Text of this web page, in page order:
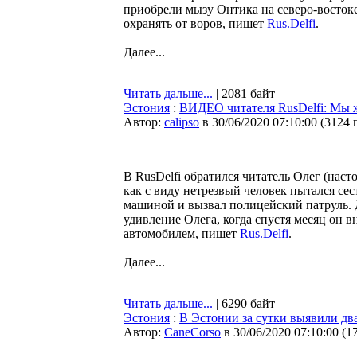
приобрели мызу Онтика на северо-
охранять от воров, пишет Rus.Delfi.
Далее...
Читать дальше... | 2081 байт
Эстония : ВИДЕО читателя RusDelfi: Мы
Автор: calipso в 30/06/2020 07:10:00 (3124
В RusDelfi обратился читатель Олег
как с виду нетрезвый человек пытался
машиной и вызвал полицейский патруль.
удивление Олега, когда спустя месяц он
автомобилем, пишет Rus.Delfi.
Далее...
Читать дальше... | 6290 байт
Эстония : В Эстонии за сутки выявили
Автор: CaneCorso в 30/06/2020 07:10:00 (